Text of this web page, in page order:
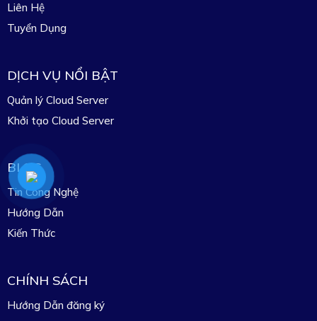
Liên Hệ
Tuyển Dụng
DỊCH VỤ NỔI BẬT
Quản lý Cloud Server
Khởi tạo Cloud Server
BLOG
Tin Công Nghệ
Hướng Dẫn
Kiến Thức
CHÍNH SÁCH
Hướng Dẫn đăng ký